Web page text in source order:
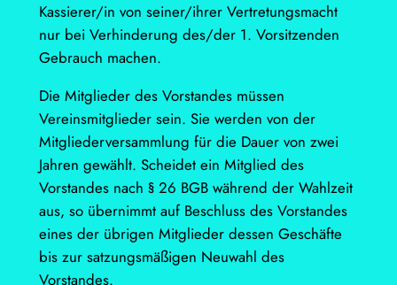
Kassierer/in von seiner/ihrer Vertretungsmacht
nur bei Verhinderung des/der 1. Vorsitzenden
Gebrauch machen.
Die Mitglieder des Vorstandes müssen
Vereinsmitglieder sein. Sie werden von der
Mitgliederversammlung für die Dauer von zwei
Jahren gewählt. Scheidet ein Mitglied des
Vorstandes nach § 26 BGB während der Wahlzeit
aus, so übernimmt auf Beschluss des Vorstandes
eines der übrigen Mitglieder dessen Geschäfte
bis zur satzungsmäßigen Neuwahl des
Vorstandes.